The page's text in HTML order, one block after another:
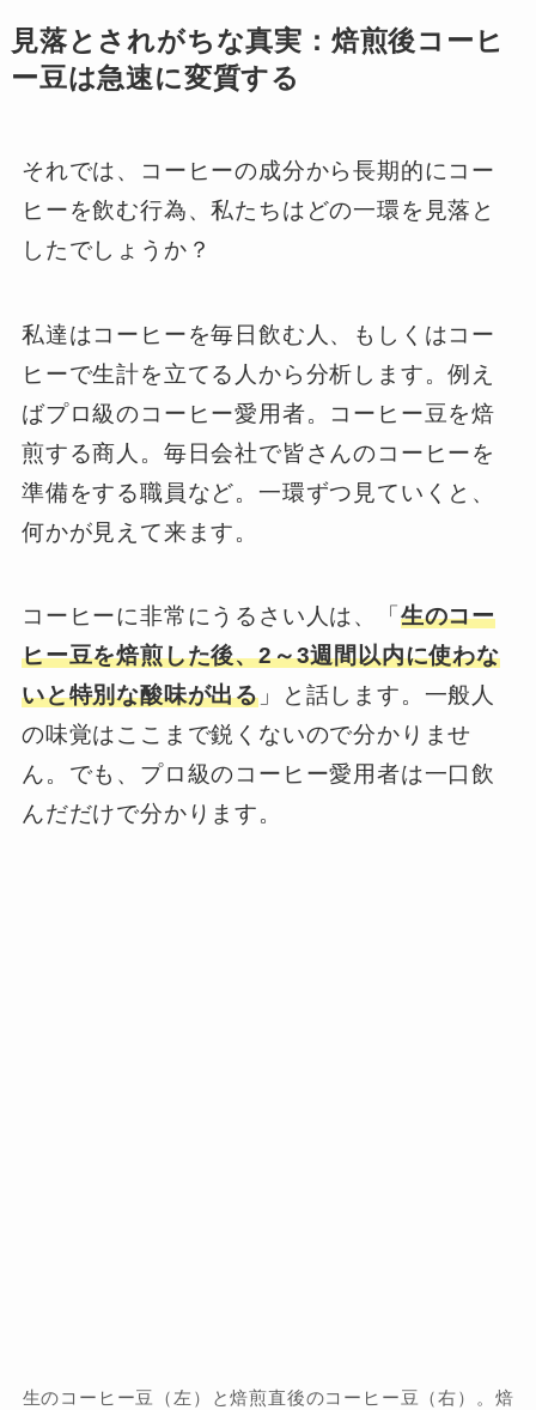
見落とされがちな真実：焙煎後コーヒ
ー豆は急速に変質する
それでは、コーヒーの成分から長期的にコー
ヒーを飲む行為、私たちはどの一環を見落と
したでしょうか？
私達はコーヒーを毎日飲む人、もしくはコー
ヒーで生計を立てる人から分析します。例え
ばプロ級のコーヒー愛用者。コーヒー豆を焙
煎する商人。毎日会社で皆さんのコーヒーを
準備をする職員など。一環ずつ見ていくと、
何かが見えて来ます。
コーヒーに非常にうるさい人は、「 生のコー
ヒー豆を焙煎した後、2～3週間以内に使わな
いと特別な酸味が出る」と話します。一般人
の味覚はここまで鋭くないので分かりませ
ん。でも、プロ級のコーヒー愛用者は一口飲
んだだけで分かります。
生のコーヒー豆（左）と焙煎直後のコーヒー豆（右）。焙